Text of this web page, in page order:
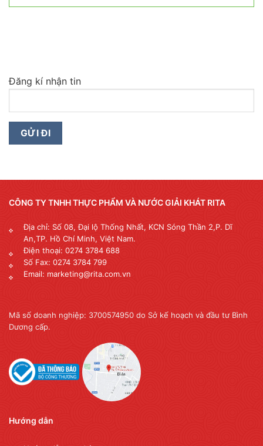
Đăng kí nhận tin
CÔNG TY TNHH THỰC PHẨM VÀ NƯỚC GIẢI KHÁT RITA
Địa chỉ: Số 08, Đại lộ Thống Nhất, KCN Sóng Thần 2,P. Dĩ
An,TP. Hồ Chí Minh, Việt Nam.
Điện thoại: 0274 3784 688
Số Fax: 0274 3784 799
Email: marketing@rita.com.vn
Mã số doanh nghiệp: 3700574950 do Sở kế hoạch và đầu tư Bình
Dương cấp.
Hướng dẫn